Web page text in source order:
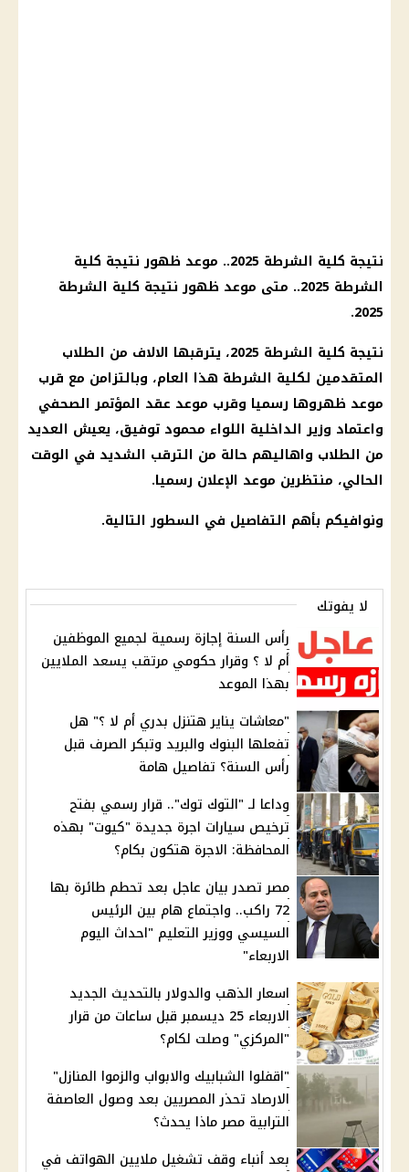
نتيجة كلية الشرطة 2025.. موعد ظهور نتيجة كلية
الشرطة 2025.. متى موعد ظهور نتيجة كلية الشرطة
2025.
نتيجة كلية الشرطة 2025، يترقبها الالاف من الطلاب
المتقدمين لكلية الشرطة هذا العام، وبالتزامن مع قرب
موعد ظهروها رسميا وقرب موعد عقد المؤتمر الصحفي
واعتماد وزير الداخلية اللواء محمود توفيق، يعيش العديد
من الطلاب واهاليهم حالة من الترقب الشديد في الوقت
الحالي، منتظرين موعد الإعلان رسميا.
ونوافيكم بأهم التفاصيل في السطور التالية.
لا يفوتك
رأس السنة إجازة رسمية لجميع الموظفين
أم لا ؟ وقرار حكومي مرتقب يسعد الملايين
بهذا الموعد
"معاشات يناير هتنزل بدري أم لا ؟" هل
تفعلها البنوك والبريد وتبكر الصرف قبل
رأس السنة؟ تفاصيل هامة
وداعا لـ "التوك توك".. قرار رسمي بفتح
ترخيص سيارات اجرة جديدة "كيوت" بهذه
المحافظة: الاجرة هتكون بكام؟
مصر تصدر بيان عاجل بعد تحطم طائرة بها
72 راكب.. واجتماع هام بين الرئيس
السيسي ووزير التعليم "احداث اليوم
الاربعاء"
اسعار الذهب والدولار بالتحديث الجديد
الاربعاء 25 ديسمبر قبل ساعات من قرار
"المركزي" وصلت لكام؟
"اقفلوا الشبابيك والابواب والزموا المنازل"
الارصاد تحذر المصريين بعد وصول العاصفة
الترابية مصر ماذا يحدث؟
بعد أنباء وقف تشغيل ملايين الهواتف في